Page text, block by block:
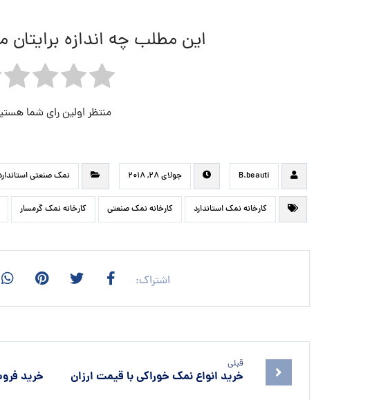
این مطلب چه اندازه
منتظر اولین رای شما
B.beauti جولای ۲۸, ۲۰۱۸ نمک صنعتی
کارخانه نمک استاندارد کارخانه نمک صنعتی کارخانه نمک گرمسار
قبلی
خرید انواع نمک خوراکی با قیمت ارزان خرید